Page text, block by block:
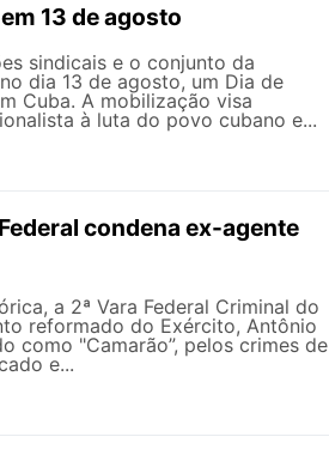
13 de agosto
sindicais e o conjunto da
dia 13 de agosto, um Dia de
Cuba. A mobilização visa
à luta do povo cubano e...
condena ex-agente
a 2ª Vara Federal Criminal do
reformado do Exército, Antônio
como "Camarão”, pelos crimes de
e...